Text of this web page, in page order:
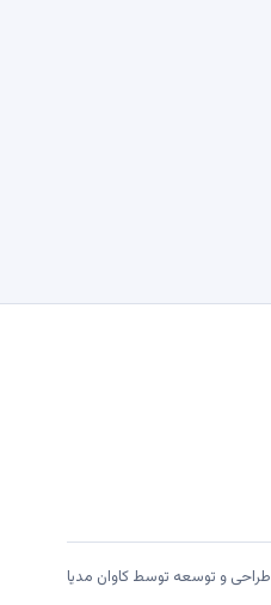
طراحی و توسعه توسط کاوان مدیا